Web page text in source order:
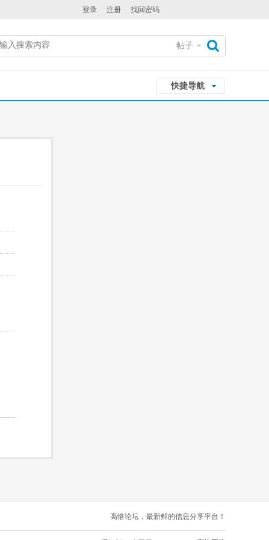
登录 注册 找回密码
帖子
快捷导航
高恪论坛，最新鲜的信息分享平台！